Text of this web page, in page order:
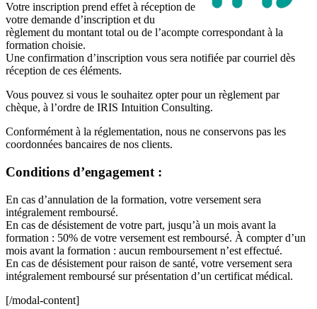
Votre inscription prend effet à réception de
votre demande d’inscription et du
règlement du montant total ou de l’acompte correspondant à la
formation choisie.
Une confirmation d’inscription vous sera notifiée par courriel dès
réception de ces éléments.
Vous pouvez si vous le souhaitez opter pour un règlement par
chèque, à l’ordre de IRIS Intuition Consulting.
Conformément à la réglementation, nous ne conservons pas les
coordonnées bancaires de nos clients.
Conditions d’engagement :
En cas d’annulation de la formation, votre versement sera
intégralement remboursé.
En cas de désistement de votre part, jusqu’à un mois avant la
formation : 50% de votre versement est remboursé. À compter d’un
mois avant la formation : aucun remboursement n’est effectué.
En cas de désistement pour raison de santé, votre versement sera
intégralement remboursé sur présentation d’un certificat médical.
[/modal-content]